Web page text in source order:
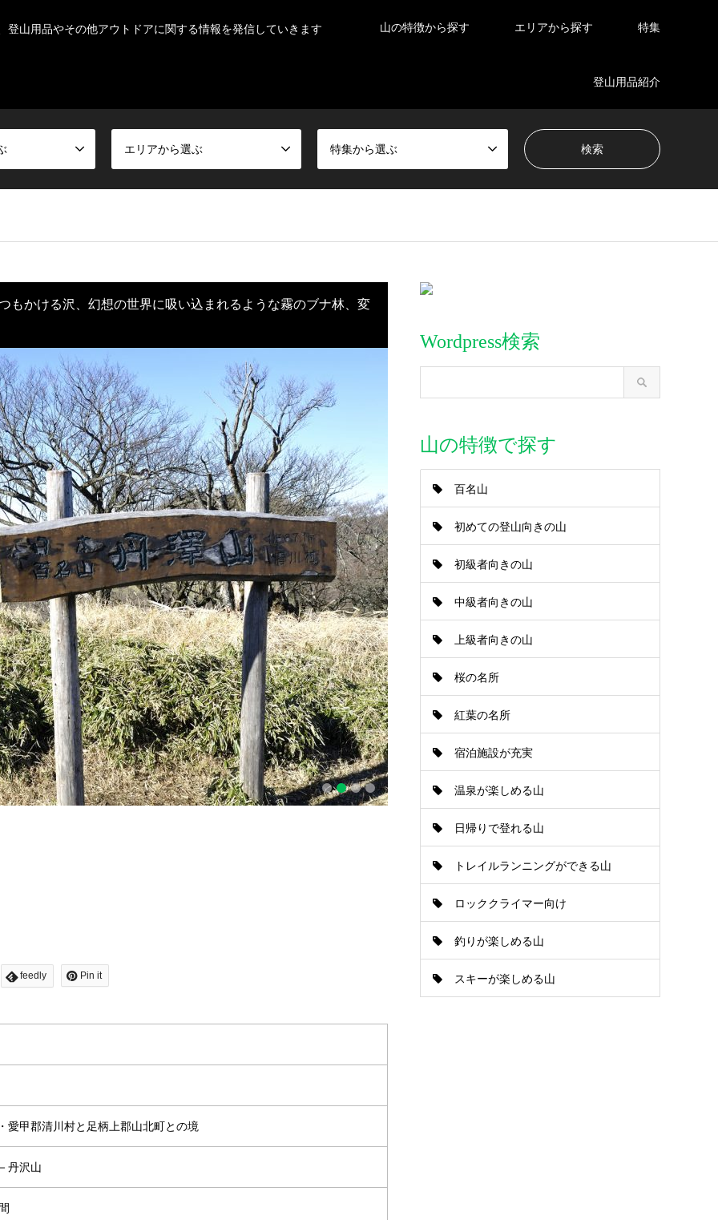
登山用品やその他アウトドアに関する情報を発信していきます 山の特徴から探す エリアから探す 特集
登山用品紹介
エリアから選ぶ 特集から選ぶ
もかける沢、幻想の世界に吸い込まれるような霧のブナ林、変
1 2 3 4
feedly Pin it
愛甲郡清川村と足柄上郡山北町との境
丹沢山
Wordpress検索
山の特徴で探す
百名山
初めての登山向きの山
初級者向きの山
中級者向きの山
上級者向きの山
桜の名所
紅葉の名所
宿泊施設が充実
温泉が楽しめる山
日帰りで登れる山
トレイルランニングができる山
ロッククライマー向け
釣りが楽しめる山
スキーが楽しめる山